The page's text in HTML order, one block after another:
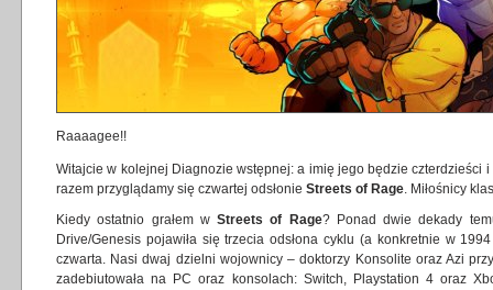
Raaaagee!!
Witajcie w kolejnej Diagnozie wstępnej: a imię jego będzie czterdzieści i
razem przyglądamy się czwartej odsłonie Streets of Rage. Miłośnicy
Kiedy ostatnio grałem w Streets of Rage? Ponad dwie dekady
Drive/Genesis pojawiła się trzecia odsłona cyklu (a konkretnie w
czwarta. Nasi dwaj dzielni wojownicy – doktorzy Konsolite oraz Azi
zadebiutowała na PC oraz konsolach: Switch, Playstation 4 oraz